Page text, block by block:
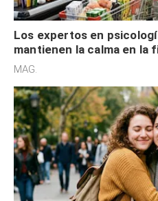
Los expertos en
mantienen la calma en la
cognitiva, gratitud y no
MAG.